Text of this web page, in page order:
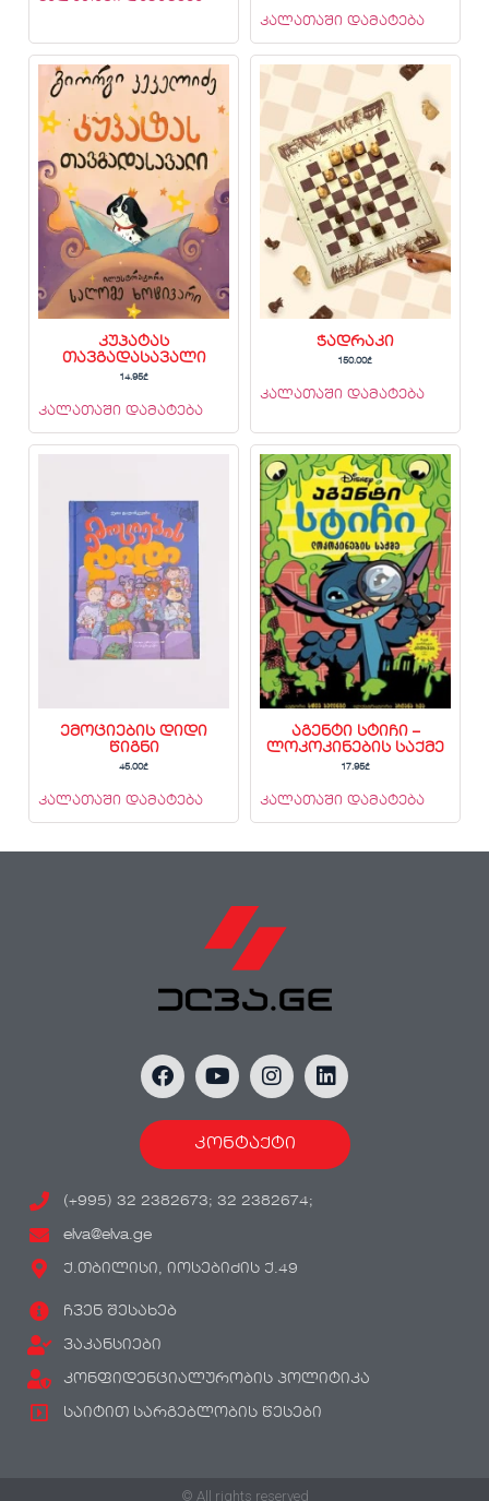
კალათაში დამატება
კუპატას
თავგადასავალი
14.95₾
კალათაში დამატება
ჭადრაკი
150.00₾
კალათაში დამატება
ემოციების დიდი
წიგნი
45.00₾
კალათაში დამატება
აგენტი სტიჩი –
ლოკოკინების საქმე
17.95₾
კალათაში დამატება
კონტაქტი
(+995) 32 2382673; 32 2382674;
elva@elva.ge
ქ.თბილისი, იოსებიძის ქ.49
ჩვენ შესახებ
ვაკანსიები
კონფიდენციალურობის პოლიტიკა
საიტით სარგებლობის წესები
© All rights reserved